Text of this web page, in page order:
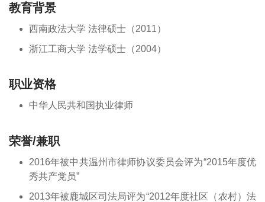
教育背景
西南政法大学 法律硕士（2011）
浙江工商大学 法学硕士（2004）
职业资格
中华人民共和国执业律师
荣誉/兼职
2016年被中共温州市律师协议委员会评为“2015年度优
秀共产党员”
2013年被鹿城区司法局评为“2012年度社区（农村）法